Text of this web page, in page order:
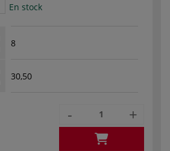
En stock
8
30,50
- +